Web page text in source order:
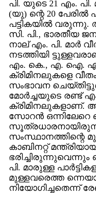
പി. യുടെ 21 എം.
(യു) ന്റെ 20
പട്ടികയില്‍
സി. പി., ഭാരതീയ
നാല്‌ എം. പി. മാര്‍
നടത്തിയി
എം. കെ., എ. ഐ. എ.
ക്രിമിനലുകളെ
സംഭാവന
മോര്‍ച്ചയുടെ രണ്ട്‌
ക്രിമിനലുകളാണ്‌.
സോറന്‍
സംസ്ഥാനത്തിന്റെ
കാബിനറ്റ്‌
പി. മാരുള്ള
മുള്ളവരെത്ത
നിയോഗിച്ചതെന്ന്‌